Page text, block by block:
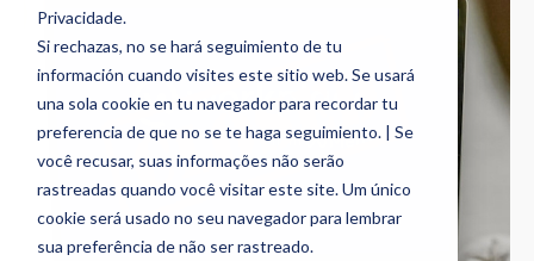
Privacidade.
Si rechazas, no se hará seguimiento de tu
información cuando visites este sitio web. Se usará
una sola cookie en tu navegador para recordar tu
preferencia de que no se te haga seguimiento. | Se
você recusar, suas informações não serão
rastreadas quando você visitar este site. Um único
cookie será usado no seu navegador para lembrar
sua preferência de não ser rastreado.